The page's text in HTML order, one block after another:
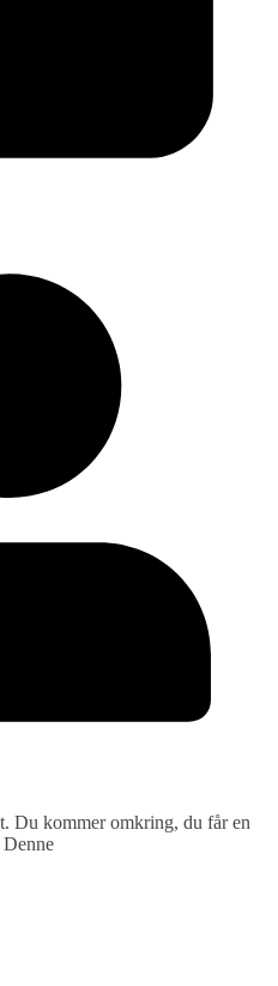
Du kommer omkring, du får en
Denne